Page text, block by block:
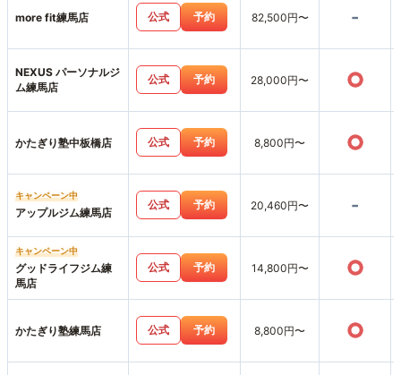
more fit練馬店 公式 予約 82,500円〜 -
NEXUS パーソナルジ
ム練馬店
公式 予約 28,000円〜 ○
かたぎり塾中板橋店 公式 予約 8,800円〜 ○
キャンペーン中
アップルジム練馬店
公式 予約 20,460円〜 -
キャンペーン中
グッドライフジム練
馬店
公式 予約 14,800円〜 ○
かたぎり塾練馬店 公式 予約 8,800円〜 ○